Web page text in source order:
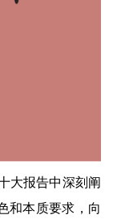
大报告中深刻阐
和本质要求，向